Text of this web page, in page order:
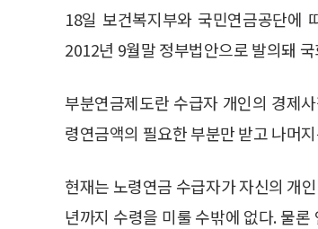
18일 보건복지부와 국민연금공단에
2012년 9월말 정부법안으로 발의돼
부분연금제도란 수급자 개인의 경제
령연금액의 필요한 부분만 받고 나머
현재는 노령연금 수급자가 자신의 개
년까지 수령을 미룰 수밖에 없다. 물